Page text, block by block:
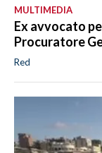
MULTIMEDIA
Ex avvocato
Procuratore
Red